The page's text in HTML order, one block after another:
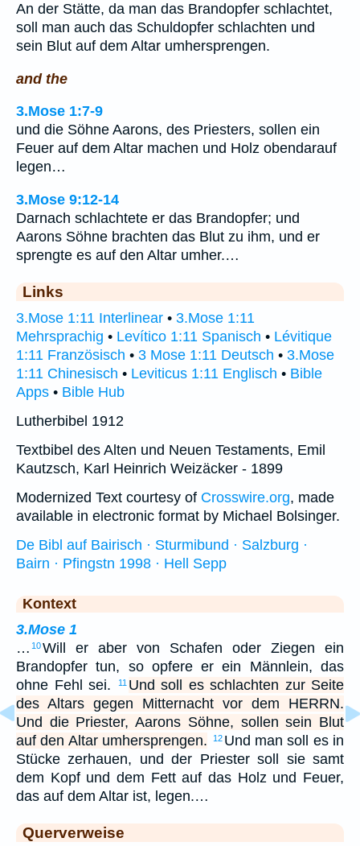
An der Stätte, da man das Brandopfer schlachtet,
soll man auch das Schuldopfer schlachten und
sein Blut auf dem Altar umhersprengen.
and the
3.Mose 1:7-9
und die Söhne Aarons, des Priesters, sollen ein
Feuer auf dem Altar machen und Holz obendarauf
legen…
3.Mose 9:12-14
Darnach schlachtete er das Brandopfer; und
Aarons Söhne brachten das Blut zu ihm, und er
sprengte es auf den Altar umher.…
Links
3.Mose 1:11 Interlinear • 3.Mose 1:11
Mehrsprachig • Levítico 1:11 Spanisch • Lévitique
1:11 Französisch • 3 Mose 1:11 Deutsch • 3.Mose
1:11 Chinesisch • Leviticus 1:11 Englisch • Bible
Apps • Bible Hub
Lutherbibel 1912
Textbibel des Alten und Neuen Testaments, Emil
Kautzsch, Karl Heinrich Weizäcker - 1899
Modernized Text courtesy of Crosswire.org, made
available in electronic format by Michael Bolsinger.
De Bibl auf Bairisch · Sturmibund · Salzburg ·
Bairn · Pfingstn 1998 · Hell Sepp
Kontext
3.Mose 1
… 10Will er aber von Schafen oder Ziegen ein
Brandopfer tun, so opfere er ein Männlein, das
ohne Fehl sei.
11 Und soll es schlachten zur Seite
des Altars gegen Mitternacht vor dem HERRN.
Und die Priester, Aarons Söhne, sollen sein Blut
auf den Altar umhersprengen.
12 Und man soll es in
Stücke zerhauen, und der Priester soll sie samt
dem Kopf und dem Fett auf das Holz und Feuer,
das auf dem Altar ist, legen.…
Querverweise